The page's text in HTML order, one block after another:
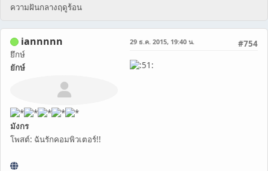
ความฝันกลางฤดูร้อน
iannnnn
ยึกษ์
ยักษ์
มังกร
โพสต์: ฉันรักคอมพิวเตอร์!!
#754
29 ธ.ค. 2015, 19:40 น.